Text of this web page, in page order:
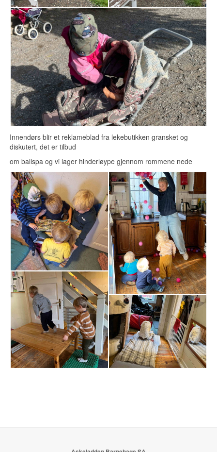
Innendørs blir et reklameblad fra lekebutikken gransket og
diskutert, det er tilbud
om ballspa og vi lager hinderløype gjennom rommene nede